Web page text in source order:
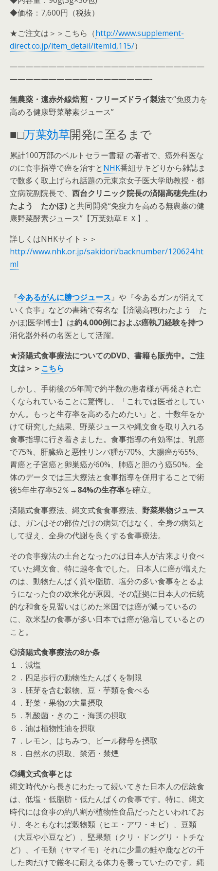
◆価格：7,600円（税抜）
★ご注文は＞＞こちら（http://www.supplement-
direct.co.jp/item_detail/itemId,115/）
—————————————————————————
——————————————————-
無農薬・遠赤外線焙煎・フリーズドライ製法で“免疫力を
高める健康野菜酵素ジュース”
■□万葉効草開発に至るまで
累計100万部のベルトセラー書籍 の著者で、癌外科医な
のに食事指導で癌を治すとNHK番組サキどりから雑誌ま
で数多く取上げられ話題の元東京女子医大学助教授・都
立病院副院長で、 西台クリニック院長の済陽高穂先生(わ
たよう たかほ) と共同開発“免疫力を高める無農薬の健
康野菜酵素ジュース”【万葉効草ＥＸ】。
詳しくはNHKサイト＞＞
http://www.nhk.or.jp/sakidori/backnumber/120624.ht
ml
『今あるがんに勝つジュース』や『今あるガンが消えて
いく食事』などの書籍で有名な【済陽高穂(わたよう た
かほ)医学博士】は約4,000例におよぶ癌執刀経験を持つ
消化器外科の名医として活躍。
★済陽式食事療法についてのDVD、書籍も販売中。ご注
文は＞＞ こちら
しかし、手術後の5年間で約半数の患者様が再発され亡
くなられていることに驚愕し、「これでは医者としてい
かん。もっと生存率を高めるためたい」と、十数年をか
けて研究した結果、野菜ジュースや縄文食を取り入れる
食事指導に行き着きました。食事指導の有効率は、乳癌
で75%、肝臓癌と悪性リンパ腫が70%、大腸癌が65%、
胃癌と子宮癌と卵巣癌が60%、肺癌と胆のう癌50%。全
体のデータでは三大療法と食事指導を併用することで術
後5年生存率52％→84%の生存率を確立。
済陽式食事療法、縄文式食食事療法、 野菜果物ジュース
は、ガンはその部位だけの病気ではなく、全身の病気と
して捉え、全身の代謝を良くする食事療法。
その食事療法の土台となったのは日本人が古来より食べ
ていた縄文食、特に越冬食でした。 日本人に癌が増えた
のは、動物たんぱく質や脂肪、塩分の多い食事をとるよ
うになった食の欧米化が原因。その証拠に日本人の伝統
的な和食を見習いはじめた米国では癌が減っているの
に、欧米型の食事が多い日本では癌が急増しているとの
こと。
◎済陽式食事療法の8か条
１．減塩
２．四足歩行の動物性たんぱくを制限
３．胚芽を含む穀物、豆・芋類を食べる
４．野菜・果物の大量摂取
５．乳酸菌・きのこ・海藻の摂取
６．油は植物性油を摂取
７．レモン、はちみつ、ビール酵母を摂取
８．自然水の摂取、禁酒・禁煙
◎縄文式食事とは
縄文時代から長きにわたって続いてきた日本人の伝統食
は、低塩・低脂肪・低たんぱくの食事です。特に、縄文
時代には食事の約八割が植物性食品だったといわれてお
り、冬ともなれば穀物類（ヒエ・アワ・キビ）、豆類
（大豆や小豆など）、堅果類（クリ・ドングリ・トチな
ど）、イモ類（ヤマイモ）それに少量の鮭や鹿などの干
した肉だけで厳冬に耐える体力を養っていたのです。縄